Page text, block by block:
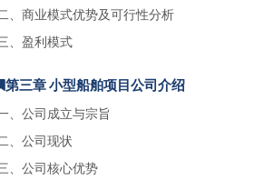
、商业模式优势及可行性分析
、盈利模式
第三章 小型船舶项目公司介绍
、公司成立与宗旨
、公司现状
、公司核心优势